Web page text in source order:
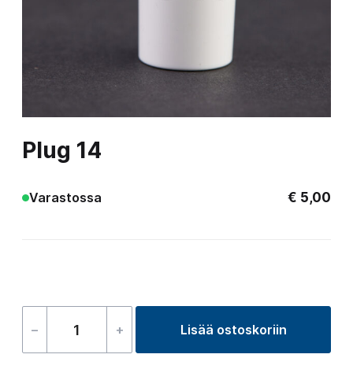
Plug 14
Varastossa € 5,00
–
Plug
+ Lisää ostoskoriin